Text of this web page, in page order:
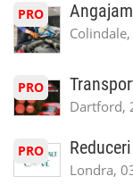
PRO
PRO
Dartford,
PRO
Londra,